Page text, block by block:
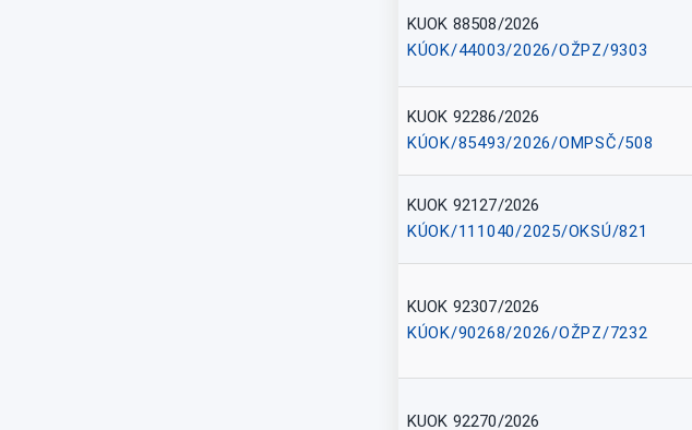
KUOK 88508/2026
KÚOK/44003/2026/OŽPZ/9303
KUOK 92286/2026
KÚOK/85493/2026/OMPSČ/508
KUOK 92127/2026
KÚOK/111040/2025/OKSÚ/821
KUOK 92307/2026
KÚOK/90268/2026/OŽPZ/7232
KUOK 92270/2026